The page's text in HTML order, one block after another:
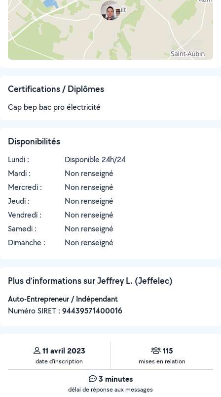
Certifications / Diplômes
Cap bep bac pro électricité
Disponibilités
Lundi :
Disponible 24h/24
Mardi :
Non renseigné
Mercredi :
Non renseigné
Jeudi :
Non renseigné
Vendredi :
Non renseigné
Samedi :
Non renseigné
Dimanche :
Non renseigné
Plus d’informations sur Jeffrey L. (Jeffelec)
Auto-Entrepreneur / Indépendant
Numéro SIRET : ‍94439571400016
11 avril 2023
date d’inscription
115
mises en relation
3 minutes
délai de réponse aux messages